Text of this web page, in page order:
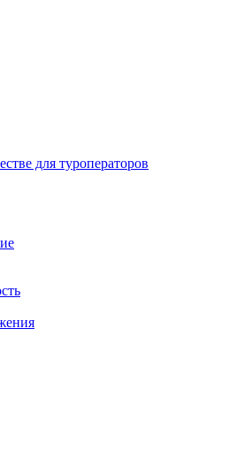
для туроператоров